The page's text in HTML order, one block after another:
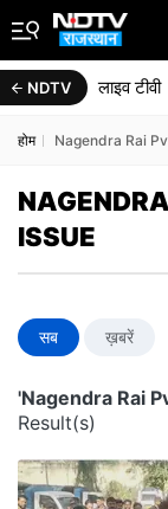
NDTV लाइव टीवी
होम Nagendra Rai
ISSUE
सब ख़बरें
'Nagendra Rai
Result(s)